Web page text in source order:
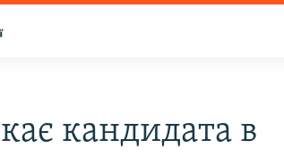
кандидата в